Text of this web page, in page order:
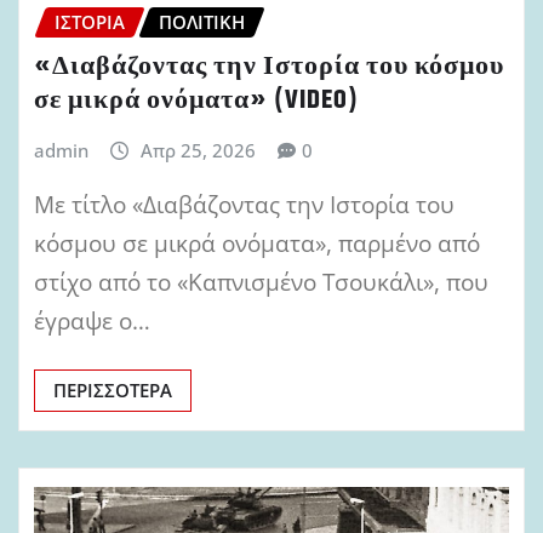
ΙΣΤΟΡΊΑ ΠΟΛΙΤΙΚΉ
«Διαβάζοντας την Ιστορία του κόσμου
σε μικρά ονόματα» (VIDEO)
admin Απρ 25, 2026 0
Με τίτλο «Διαβάζοντας την Ιστορία του
κόσμου σε μικρά ονόματα», παρμένο από
στίχο από το «Καπνισμένο Τσουκάλι», που
έγραψε ο…
ΠΕΡΙΣΣΌΤΕΡΑ